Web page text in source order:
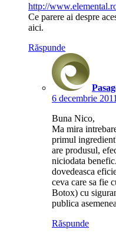
http://
Ce parere ai despre
aici.
Răspunde
6 decembrie
Buna Nico,
Ma mira
primul
are produsul,
niciodata
dovedeasca
ceva care sa fie
Botox) cu
publica
Răspunde